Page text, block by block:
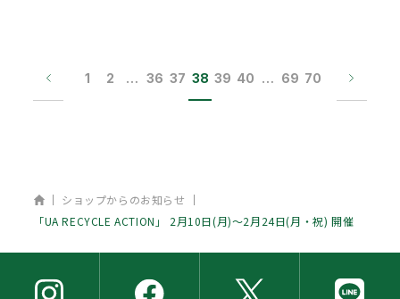
1 2 … 36 37 38 39 40 … 69 70
ホーム
ショップからのお知らせ
「UA RECYCLE ACTION」 2月10日(月)～2月24日(月・祝) 開催